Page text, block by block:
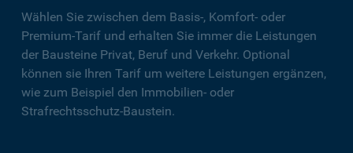
Wählen Sie zwischen dem Basis-, Komfort- oder
Premium-Tarif und erhalten Sie immer die Leistungen
der Bausteine Privat, Beruf und Verkehr. Optional
können sie Ihren Tarif um weitere Leistungen ergänzen,
wie zum Beispiel den Immobilien- oder
Strafrechtsschutz-Baustein.